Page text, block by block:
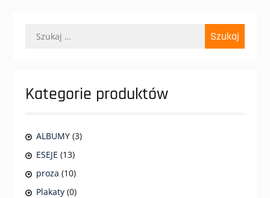
Kategorie produktów
ALBUMY (3)
ESEJE (13)
proza (10)
Plakaty (0)